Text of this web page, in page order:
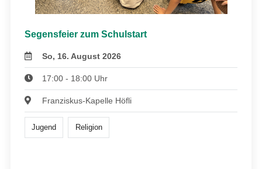
Segensfeier zum Schulstart
So, 16. August 2026
17:00 - 18:00 Uhr
Franziskus-Kapelle Höfli
Jugend Religion